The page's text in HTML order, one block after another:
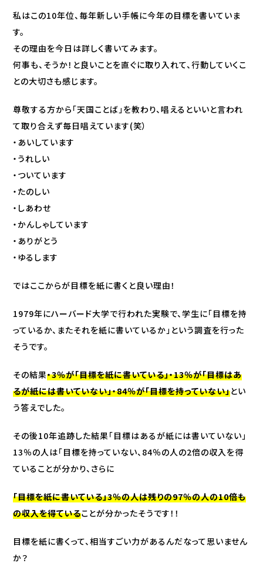
私はこの10年位、毎年新しい手帳に今年の目標を書いていま
す。
その理由を今日は詳しく書いてみます。
何事も、そうか！と良いことを直ぐに取り入れて、行動していくこ
との大切さも感じます。
尊敬する方から「天国ことば」を教わり、唱えるといいと言われ
て取り合えず毎日唱えています(笑）
・あいしています
・うれしい
・ついています
・たのしい
・しあわせ
・かんしゃしています
・ありがとう
・ゆるします
ではここからが目標を紙に書くと良い理由！
1979年にハーバード大学で行われた実験で、学生に「目標を持
っているか、またそれを紙に書いているか」という調査を行った
そうです。
その結果・3％が「目標を紙に書いている」・13％が「目標はあ
るが紙には書いていない」・84％が「目標を持っていない」とい
う答えでした。
その後10年追跡した結果「目標はあるが紙には書いていない」
13％の人は「目標を持っていない、84％の人の2倍の収入を得
ていることが分かり、さらに
「目標を紙に書いている」3％の人は残りの97％の人の10倍も
の収入を得ていることが分かったそうです！！
目標を紙に書くって、相当すごい力があるんだなって思いません
か？